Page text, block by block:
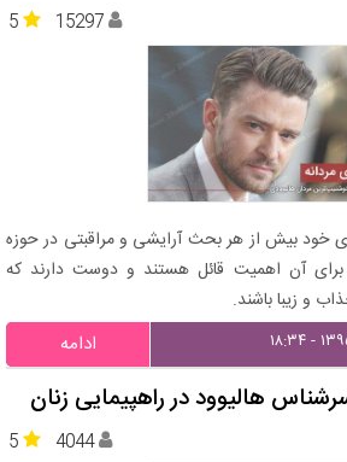
5 15297
خود بیش از هر بحث آرایشی و مراقبتی در حوزه
برای آن اهمیت قائل هستند و دوست دارند که
و زیبا باشند.
ادامه
هالیوود در راهپیمایی زنان
5 4044